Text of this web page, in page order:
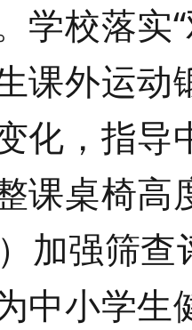
学校落实
课外运动
化，指导
课桌椅高
加强筛查
中小学生